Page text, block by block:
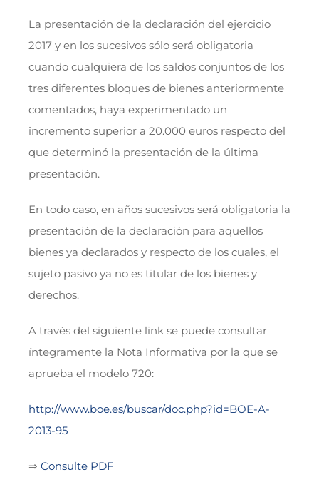
La presentación de la declaración del ejercicio
2017 y en los sucesivos sólo será obligatoria
cuando cualquiera de los saldos conjuntos de los
tres diferentes bloques de bienes anteriormente
comentados, haya experimentado un
incremento superior a 20.000 euros respecto del
que determinó la presentación de la última
presentación.
En todo caso, en años sucesivos será obligatoria la
presentación de la declaración para aquellos
bienes ya declarados y respecto de los cuales, el
sujeto pasivo ya no es titular de los bienes y
derechos.
A través del siguiente link se puede consultar
íntegramente la Nota Informativa por la que se
aprueba el modelo 720:
http://www.boe.es/buscar/doc.php?id=BOE-A-
2013-95
⇒ Consulte PDF